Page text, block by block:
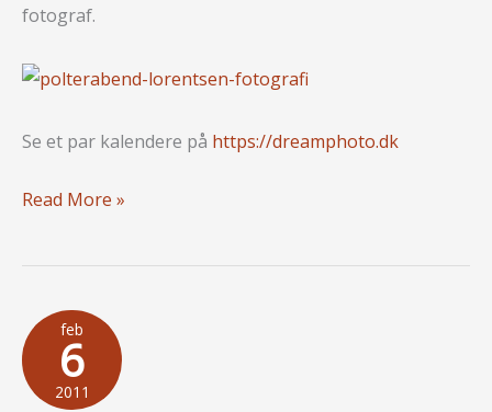
fotograf.
Se et par kalendere på https://dreamphoto.dk
Festlig
“Glamour
Read More »
feb
6
2011